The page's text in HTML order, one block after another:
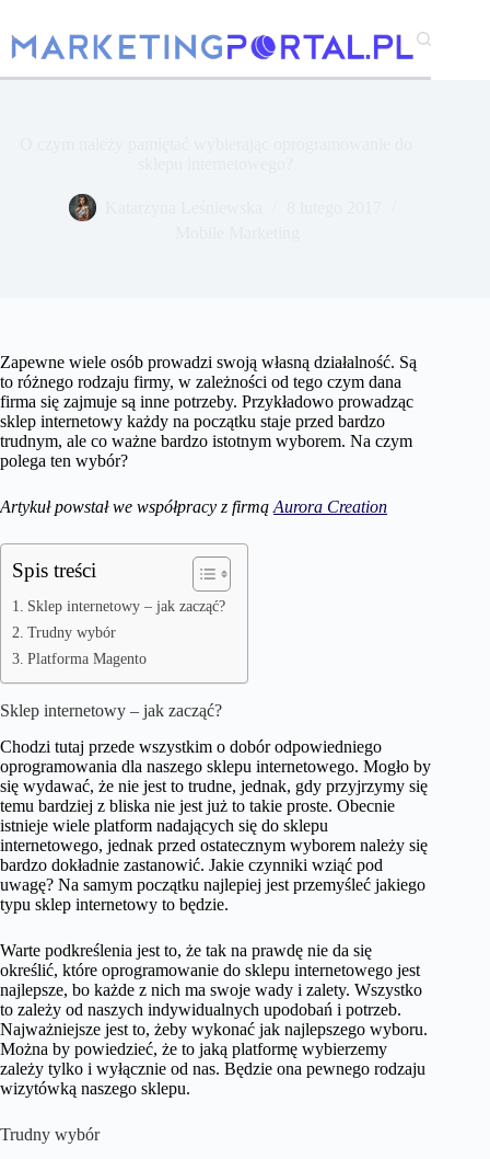
treści
Zapewne wiele osób prowadzi swoją własną działalność. Są
to różnego rodzaju firmy, w zależności od tego czym dana
firma się zajmuje są inne potrzeby. Przykładowo prowadząc
sklep internetowy każdy na początku staje przed bardzo
trudnym, ale co ważne bardzo istotnym wyborem. Na czym
polega ten wybór?
Artykuł powstał we współpracy z firmą Aurora Creation
Spis treści
Sklep internetowy – jak zacząć?
Trudny wybór
Platforma Magento
Sklep internetowy – jak zacząć?
Chodzi tutaj przede wszystkim o dobór odpowiedniego
oprogramowania dla naszego sklepu internetowego. Mogło by
się wydawać, że nie jest to trudne, jednak, gdy przyjrzymy się
temu bardziej z bliska nie jest już to takie proste. Obecnie
istnieje wiele platform nadających się do sklepu
internetowego, jednak przed ostatecznym wyborem należy się
bardzo dokładnie zastanowić. Jakie czynniki wziąć pod
uwagę? Na samym początku najlepiej jest przemyśleć jakiego
typu sklep internetowy to będzie.
Warte podkreślenia jest to, że tak na prawdę nie da się
określić, które oprogramowanie do sklepu internetowego jest
najlepsze, bo każde z nich ma swoje wady i zalety. Wszystko
to zależy od naszych indywidualnych upodobań i potrzeb.
Najważniejsze jest to, żeby wykonać jak najlepszego wyboru.
Można by powiedzieć, że to jaką platformę wybierzemy
zależy tylko i wyłącznie od nas. Będzie ona pewnego rodzaju
wizytówką naszego sklepu.
Trudny wybór